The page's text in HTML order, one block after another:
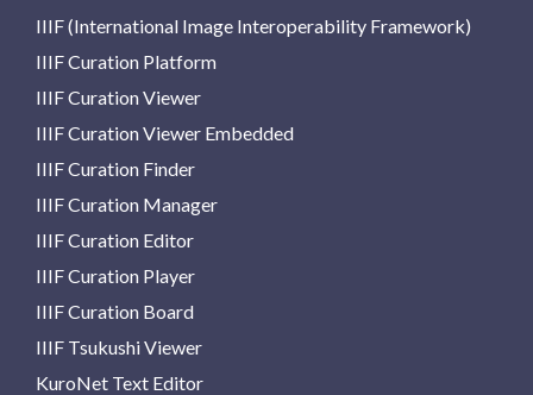
IIIF (International Image Interoperability Framework)
IIIF Curation Platform
IIIF Curation Viewer
IIIF Curation Viewer Embedded
IIIF Curation Finder
IIIF Curation Manager
IIIF Curation Editor
IIIF Curation Player
IIIF Curation Board
IIIF Tsukushi Viewer
KuroNet Text Editor